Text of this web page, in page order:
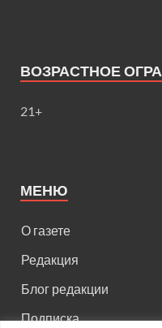
ВОЗРАСТНОЕ
21+
МЕНЮ
О газете
Редакция
Блог редакции
Подписка